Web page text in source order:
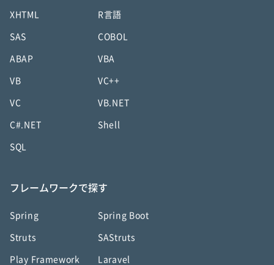
XHTML R言語
SAS COBOL
ABAP VBA
VB VC++
VC VB.NET
C#.NET Shell
SQL
フレームワークで探す
Spring Spring Boot
Struts SAStruts
Play Framework Laravel